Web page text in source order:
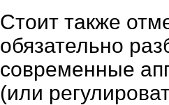
Стоит также
обязательно
современные
(или